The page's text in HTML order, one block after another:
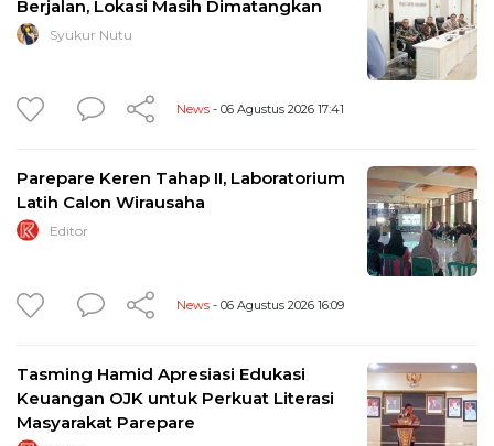
Berjalan, Lokasi Masih Dimatangkan
Syukur Nutu
News - 06 Agustus 2026 17:41
Parepare Keren Tahap II, Laboratorium
Latih Calon Wirausaha
Editor
News - 06 Agustus 2026 16:09
Tasming Hamid Apresiasi Edukasi
Keuangan OJK untuk Perkuat Literasi
Masyarakat Parepare